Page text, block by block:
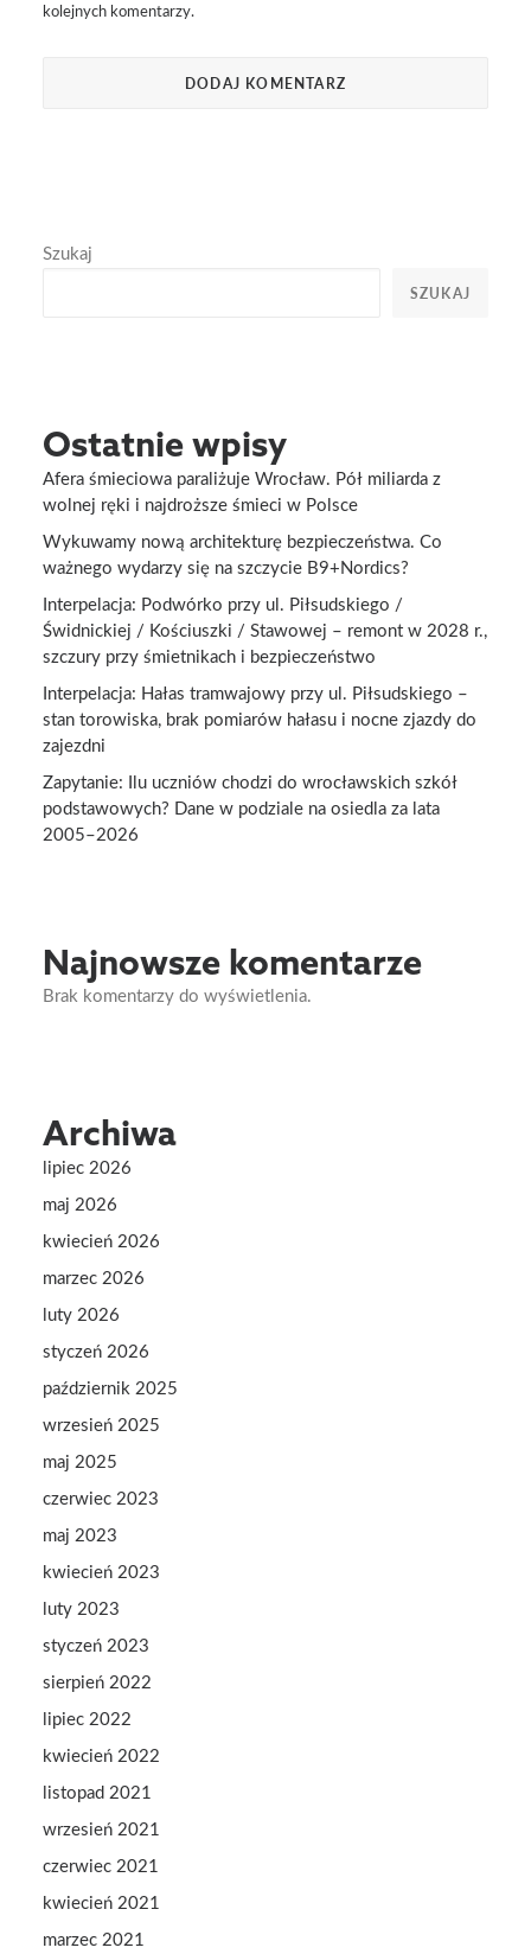
kolejnych komentarzy.
Szukaj
SZUKAJ
Ostatnie wpisy
Afera śmieciowa paraliżuje Wrocław. Pół miliarda z
wolnej ręki i najdroższe śmieci w Polsce
Wykuwamy nową architekturę bezpieczeństwa. Co
ważnego wydarzy się na szczycie B9+Nordics?
Interpelacja: Podwórko przy ul. Piłsudskiego /
Świdnickiej / Kościuszki / Stawowej – remont w 2028 r.,
szczury przy śmietnikach i bezpieczeństwo
Interpelacja: Hałas tramwajowy przy ul. Piłsudskiego –
stan torowiska, brak pomiarów hałasu i nocne zjazdy do
zajezdni
Zapytanie: Ilu uczniów chodzi do wrocławskich szkół
podstawowych? Dane w podziale na osiedla za lata
2005–2026
Najnowsze komentarze
Brak komentarzy do wyświetlenia.
Archiwa
lipiec 2026
maj 2026
kwiecień 2026
marzec 2026
luty 2026
styczeń 2026
październik 2025
wrzesień 2025
maj 2025
czerwiec 2023
maj 2023
kwiecień 2023
luty 2023
styczeń 2023
sierpień 2022
lipiec 2022
kwiecień 2022
listopad 2021
wrzesień 2021
czerwiec 2021
kwiecień 2021
marzec 2021